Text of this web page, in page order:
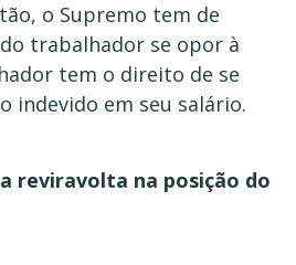
o Supremo tem de
trabalhador se opor à
tem o direito de se
indevido em seu salário.
reviravolta na posição do